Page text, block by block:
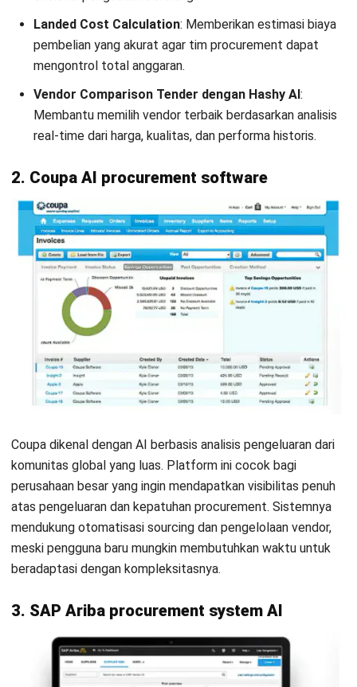
GEP SMART adalah platform cloud-native yang
menggabungkan AI dalam setiap tahap procurement.
Sistem ini user-friendly dan mobile-ready, membuatnya
fleksibilitasnya terbatas untuk sektor-sektor yang
membutuhkan kustomisasi berat.
5. Ivalua AI procurement software
Ivalua menawarkan platform pengadaan yang fleksibel dan
dapat disesuaikan. AI-nya mendukung pelacakan kontrak,
pengelolaan supplier, dan sourcing strategis. Di sisi lain,
proses onboarding awal bisa jadi cukup teknis dan
membutuhkan keterlibatan IT yang intensif.
6. Jaggaer
Jaggaer banyak digunakan di sektor pendidikan dan
penelitian, menawarkan fitur sourcing dan analytics yang